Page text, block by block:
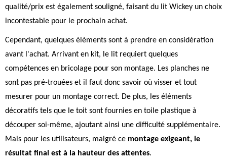
qualité/prix est également souligné, faisant du lit Wickey un choix
incontestable pour le prochain achat.
Cependant, quelques éléments sont à prendre en considération
avant l'achat. Arrivant en kit, le lit requiert quelques
compétences en bricolage pour son montage. Les planches ne
sont pas pré-trouées et il faut donc savoir où visser et tout
mesurer pour un montage correct. De plus, les éléments
décoratifs tels que le toit sont fournies en toile plastique à
découper soi-même, ajoutant ainsi une difficulté supplémentaire.
Mais pour les utilisateurs, malgré ce montage exigeant, le
résultat final est à la hauteur des attentes.